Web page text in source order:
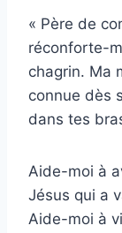
« Père de
réconforte-
chagrin. Ma
connue dès
dans tes
Aide-moi à
Jésus qui a
Aide-moi à